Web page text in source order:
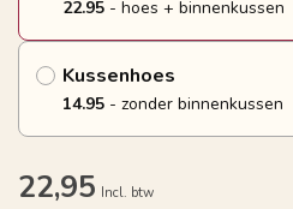
22.95 - hoes + binnenkussen
Kussenhoes
14.95 - zonder binnenkussen
22,95 Incl. btw